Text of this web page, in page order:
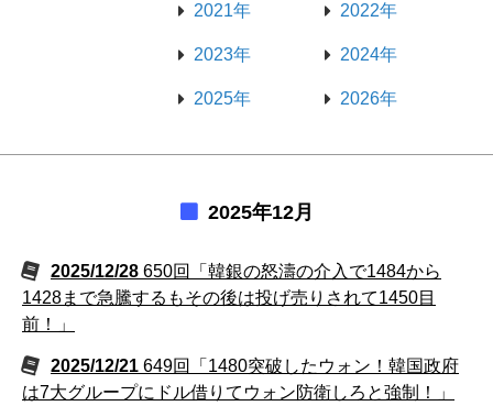
2021年 2022年
2023年 2024年
2025年 2026年
2025年12月
2025/12/28 650回「韓銀の怒濤の介入で1484から
1428まで急騰するもその後は投げ売りされて1450目
前！」
2025/12/21 649回「1480突破したウォン！韓国政府
は7大グループにドル借りてウォン防衛しろと強制！」